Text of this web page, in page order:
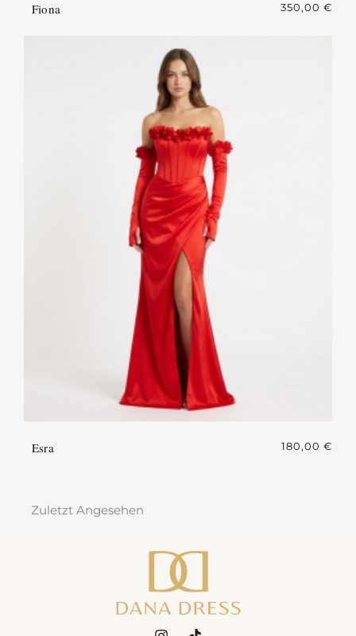
Fiona 350,00 €
Esra 180,00 €
Zuletzt Angesehen